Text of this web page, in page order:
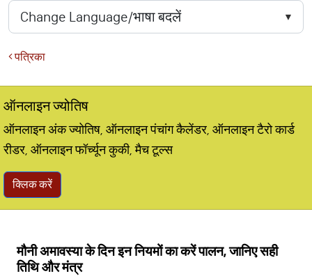
पत्रिका
ऑनलाइन ज्योतिष
ऑनलाइन अंक ज्योतिष, ऑनलाइन पंचांग कैलेंडर, ऑनलाइन टैरो कार्ड
रीडर, ऑनलाइन फॉर्च्यून कुकी, मैच टूल्स
क्लिक करें
मौनी अमावस्या के दिन इन नियमों का करें पालन, जानिए सही
तिथि और मंत्र